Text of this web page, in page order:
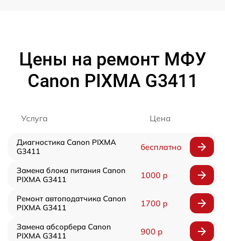
Цены на ремонт МФУ
Canon PIXMA G3411
Услуга Цена
Диагностика Canon PIXMA
G3411
бесплатно
Замена блока питания Canon
PIXMA G3411
1000 р
Ремонт автоподатчика Canon
PIXMA G3411
1700 р
Замена абсорбера Canon
PIXMA G3411
900 р